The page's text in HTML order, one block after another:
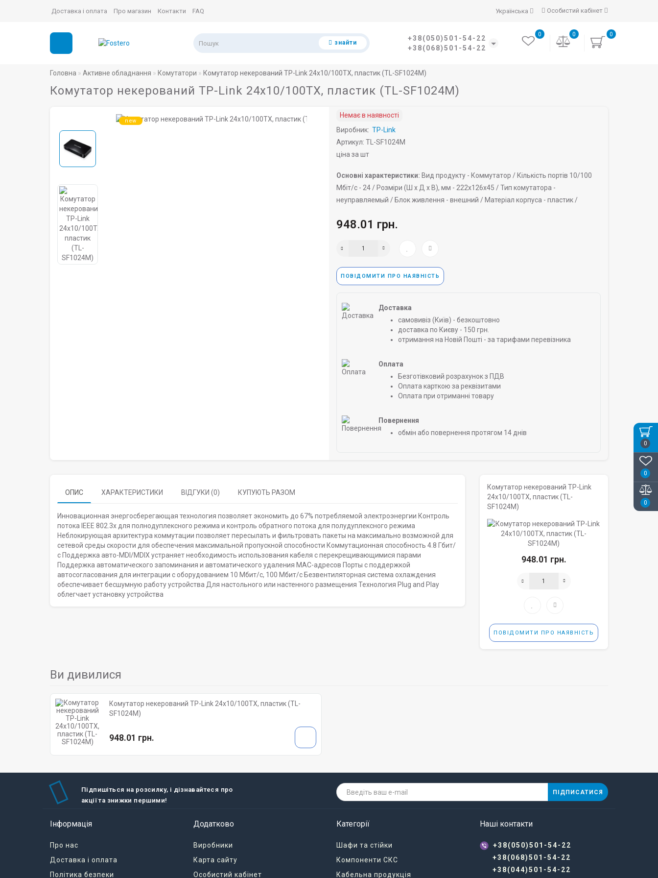
0
0
0
Особистий кабінет
Українська
Доставка і оплата Про магазин Контакти FAQ
знайти
+38(050)501-54-22
+38(068)501-54-22
0
0
0
Головна Активне обладнання Комутатори Комутатор некерований TP-Link 24х10/100ТХ, пластик (TL-SF1024M)
Комутатор некерований TP-Link 24х10/100ТХ, пластик (TL-SF1024M)
new
Немає в наявності
Виробник: TP-Link
Артикул: TL-SF1024M
ціна за шт
Основні характеристики: Вид продукту - Коммутатор / Кількість портів 10/100
Мбіт/с - 24 / Розміри (Ш х Д х В), мм - 222х126х45 /Тип комутатора -
неуправляемый / Блок живлення - внешний / Матеріал корпуса - пластик /
948.01 грн.
ПОВІДОМИТИ ПРО НАЯВНІСТЬ
Доставка
самовивіз (Київ) - безкоштовно
доставка по Києву - 150 грн.
отримання на Новій Пошті - за тарифами перевізника
Оплата
Безготівковий розрахунок з ПДВ
Оплата карткою за реквізитами
Оплата при отриманні товару
Повернення
обмін або повернення протягом 14 днів
ОПИС ХАРАКТЕРИСТИКИ ВІДГУКИ (0) КУПУЮТЬ РАЗОМ
Инновационная энергосберегающая технология позволяет экономить до 67% потребляемой электроэнергии Контроль
потока IEEE 802.3x для полнодуплексного режима и контроль обратного потока для полудуплексного режима
Неблокирующая архитектура коммутации позволяет пересылать и фильтровать пакеты на максимально возможной для
сетевой среды скорости для обеспечения максимальной пропускной способности Коммутационная способность 4.8 Гбит/
с Поддержка авто-MDI/MDIX устраняет необходимость использования кабеля с перекрещивающимися парами
Поддержка автоматического запоминания и автоматического удаления MAC-адресов Порты с поддержкой
автосогласования для интеграции с оборудованием 10 Мбит/с, 100 Мбит/с Безвентиляторная система охлаждения
обеспечивает бесшумную работу устройства Для настольного или настенного размещения Технология Plug and Play
облегчает установку устройства
Комутатор некерований TP-Link
24х10/100ТХ, пластик (TL-
SF1024M)
948.01 грн.
ПОВІДОМИТИ ПРО НАЯВНІСТЬ
Ви дивилися
Комутатор некерований TP-Link 24х10/100ТХ, пластик (TL-
SF1024M)
948.01 грн.
Підпишіться на розсилку, і дізнавайтеся про
акції та знижки першими!
ПІДПИСАТИСЯ
Інформація
Про нас
Доставка і оплата
Політика безпеки
Додатково
Виробники
Карта сайту
Особистий кабінет
Категорії
Шафи та стійки
Компоненти СКС
Кабельна продукція
Наші контакти
+38(050)501-54-22
+38(068)501-54-22
+38(044)501-54-22